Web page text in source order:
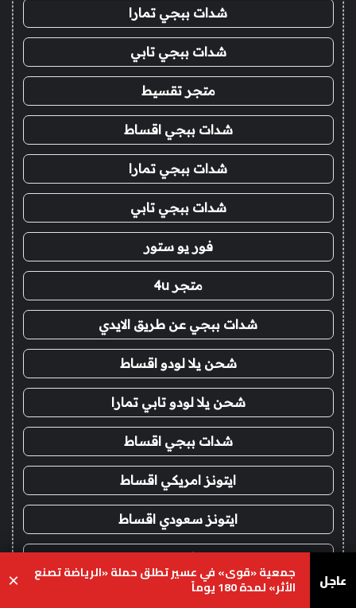
شدات ببجي تمارا
شدات ببجي تابي
متجر تقسيط
شدات ببجي اقساط
شدات ببجي تمارا
شدات ببجي تابي
فور يو ستور
متجر 4u
شدات ببجي عن طريق الايدي
شحن يلا لودو اقساط
شحن يلا لودو تابي تمارا
شدات ببجي اقساط
ايتونز امريكي اقساط
ايتونز سعودي اقساط
فور يو
شحن شدات ببجي
عاجل جمعية «قوى» في عسير تطلق حملة «الرياضة تصنع
الأثر» لمدة 180 يوماً ×